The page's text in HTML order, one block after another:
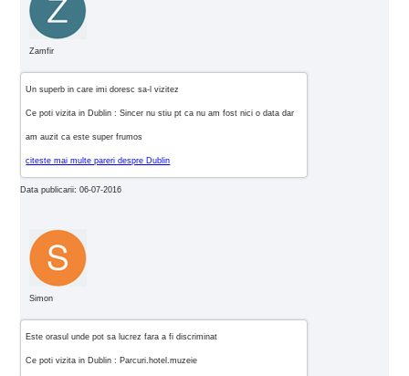
Zamfir
Un superb in care imi doresc sa-l vizitez
Ce poti vizita in Dublin : Sincer nu stiu pt ca nu am fost nici o data dar
am auzit ca este super frumos
citeste mai multe pareri despre Dublin
Data publicarii: 06-07-2016
Simon
Este orasul unde pot sa lucrez fara a fi discriminat
Ce poti vizita in Dublin : Parcuri.hotel.muzeie